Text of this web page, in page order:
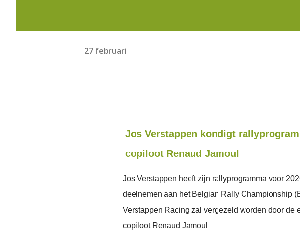
27 februari
Jos Verstappen kondigt
copiloot Renaud Jamoul
Jos Verstappen heeft zijn rallyprogramma voor
deelnemen aan het Belgian Rally Championship
Verstappen Racing zal vergezeld worden door de
copiloot Renaud Jamoul